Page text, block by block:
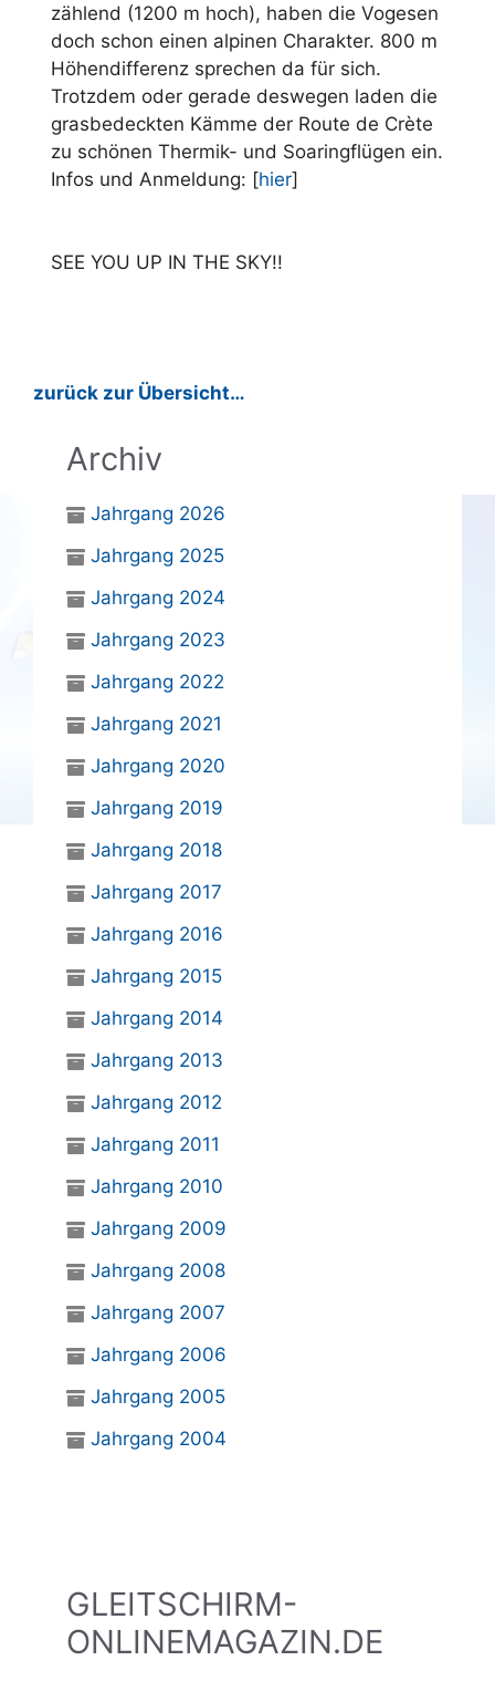
zählend (1200 m hoch), haben die Vogesen
doch schon einen alpinen Charakter. 800 m
Höhendifferenz sprechen da für sich.
Trotzdem oder gerade deswegen laden die
grasbedeckten Kämme der Route de Crète
zu schönen Thermik- und Soaringflügen ein.
Infos und Anmeldung: [hier]
SEE YOU UP IN THE SKY!!
zurück zur Übersicht…
Archiv
Jahrgang 2026
Jahrgang 2025
Jahrgang 2024
Jahrgang 2023
Jahrgang 2022
Jahrgang 2021
Jahrgang 2020
Jahrgang 2019
Jahrgang 2018
Jahrgang 2017
Jahrgang 2016
Jahrgang 2015
Jahrgang 2014
Jahrgang 2013
Jahrgang 2012
Jahrgang 2011
Jahrgang 2010
Jahrgang 2009
Jahrgang 2008
Jahrgang 2007
Jahrgang 2006
Jahrgang 2005
Jahrgang 2004
GLEITSCHIRM-
ONLINEMAGAZIN.DE